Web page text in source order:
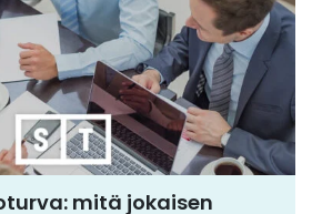
mitä jokaisen